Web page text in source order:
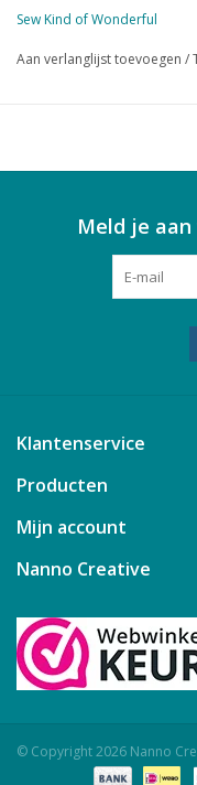
Metro Rings square-
Rings Revival
Curve It Up
Deco Tumbler
Lattice Revival
Urban Birthday
Urban Nine Patch
Urban Tiles
Sew Kind of Wonderful
Aan verlanglijst toevoegen /
Meld je
Klantenservice
Producten
Mijn account
Nanno Creative
© Copyright 2026 Nanno